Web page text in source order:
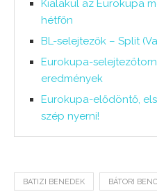
Kialakul az Eurokupa
hétfőn
BL-selejtezők – Split
Eurokupa-
eredmények
Eurokupa-elődöntő,
szép nyerni!
BATIZI BENEDEK BÁTORI